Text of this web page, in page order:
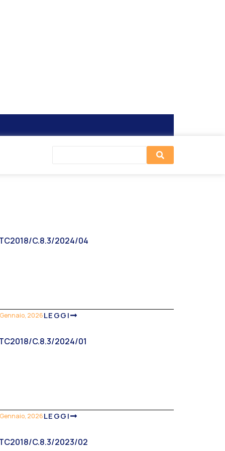
C.8.3/2024/04
Gennaio, 2026LEGGI
C.8.3/2024/01
Gennaio, 2026LEGGI
C.8.3/2023/02